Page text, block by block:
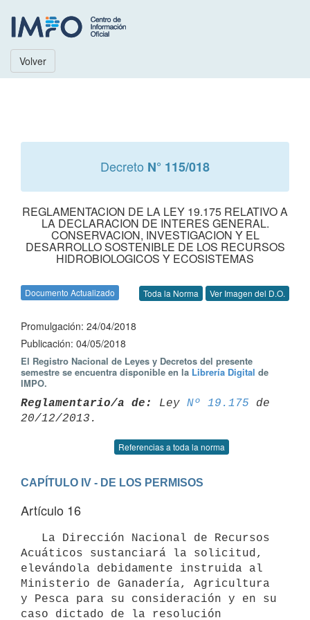
Volver
Decreto N° 115/018
REGLAMENTACION DE LA LEY 19.175 RELATIVO A
LA DECLARACION DE INTERES GENERAL.
CONSERVACION, INVESTIGACION Y EL
DESARROLLO SOSTENIBLE DE LOS RECURSOS
HIDROBIOLOGICOS Y ECOSISTEMAS
Documento Actualizado Toda la Norma Ver Imagen del D.O.
Promulgación: 24/04/2018
Publicación: 04/05/2018
El Registro Nacional de Leyes y Decretos del presente
semestre se encuentra disponible en la Librería Digital de
IMPO.
Reglamentario/a de: Ley Nº 19.175 de
Referencias a toda la norma
CAPÍTULO IV - DE LOS PERMISOS
Artículo 16
Acuáticos sustanciará la solicitud,
elevándola debidamente instruida al
Ministerio de Ganadería, Agricultura
y Pesca para su consideración y en su
caso dictado de la resolución